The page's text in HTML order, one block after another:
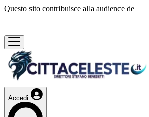
Questo sito contribuisce alla audience de
Accedi